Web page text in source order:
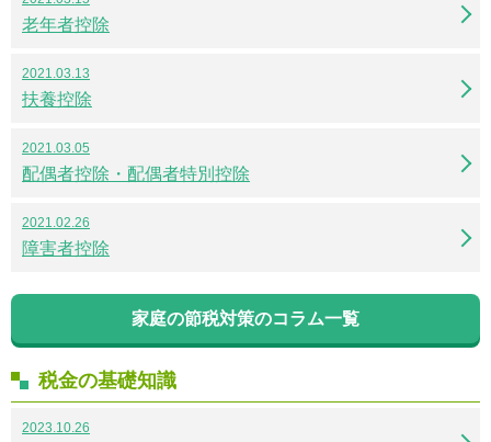
老年者控除
2021.03.13
扶養控除
2021.03.05
配偶者控除・配偶者特別控除
2021.02.26
障害者控除
家庭の節税対策のコラム一覧
税金の基礎知識
2023.10.26